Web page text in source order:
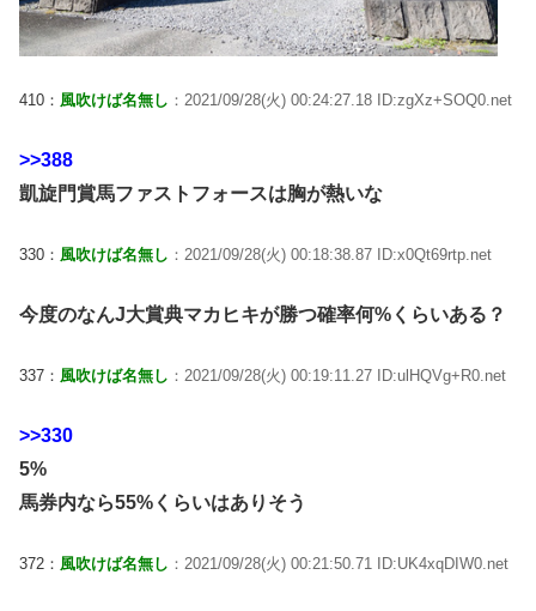
410： 風吹けば名無し ：2021/09/28(火) 00:24:27.18 ID:zgXz+SOQ0.net
>>388
凱旋門賞馬ファストフォースは胸が熱いな
330： 風吹けば名無し ：2021/09/28(火) 00:18:38.87 ID:x0Qt69rtp.net
今度のなんJ大賞典マカヒキが勝つ確率何%くらいある？
337： 風吹けば名無し ：2021/09/28(火) 00:19:11.27 ID:ulHQVg+R0.net
>>330
5%
馬券内なら55%くらいはありそう
372： 風吹けば名無し ：2021/09/28(火) 00:21:50.71 ID:UK4xqDIW0.net